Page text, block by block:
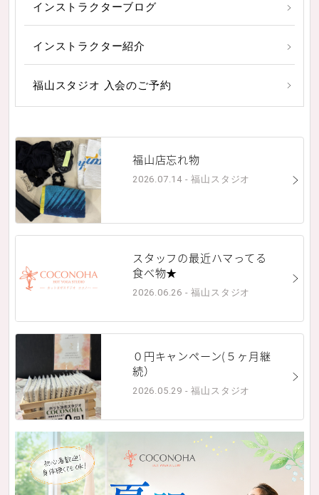
インストラクターブログ
インストラクター紹介
福山スタジオ 入会のご予約
福山店忘れ物
2026.07.14 - 福山スタジオ
スタッフの最近ハマってる
食べ物★
2026.06.26 - 福山スタジオ
０円キャンペーン(５ヶ月継
続）
2026.05.29 - 福山スタジオ